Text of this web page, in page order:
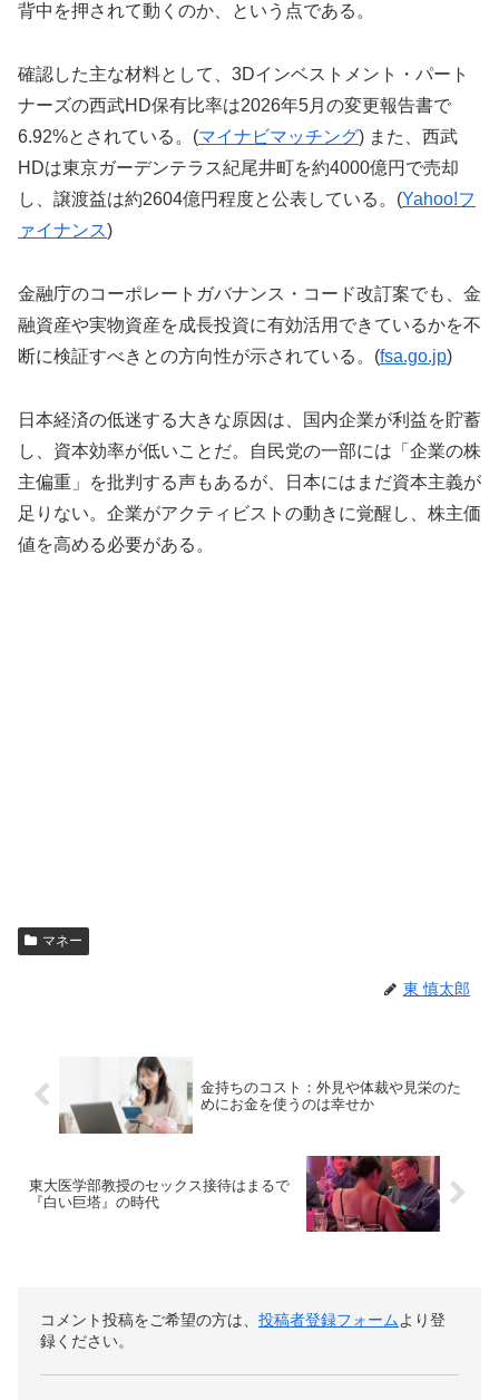
背中を押されて動くのか、という点である。
確認した主な材料として、3Dインベストメント・パート
ナーズの西武HD保有比率は2026年5月の変更報告書で
6.92%とされている。(マイナビマッチング) また、西武
HDは東京ガーデンテラス紀尾井町を約4000億円で売却
し、譲渡益は約2604億円程度と公表している。(Yahoo!フ
ァイナンス)
金融庁のコーポレートガバナンス・コード改訂案でも、金
融資産や実物資産を成長投資に有効活用できているかを不
断に検証すべきとの方向性が示されている。(fsa.go.jp)
日本経済の低迷する大きな原因は、国内企業が利益を貯蓄
し、資本効率が低いことだ。自民党の一部には「企業の株
主偏重」を批判する声もあるが、日本にはまだ資本主義が
足りない。企業がアクティビストの動きに覚醒し、株主価
値を高める必要がある。
マネー
東 慎太郎
金持ちのコスト：外見や体裁や見栄のた
めにお金を使うのは幸せか
東大医学部教授のセックス接待はまるで
『白い巨塔』の時代
コメント投稿をご希望の方は、 投稿者登録フォーム より登
録ください。